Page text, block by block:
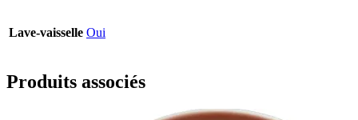
Lave-vaisselle Oui
Produits associés